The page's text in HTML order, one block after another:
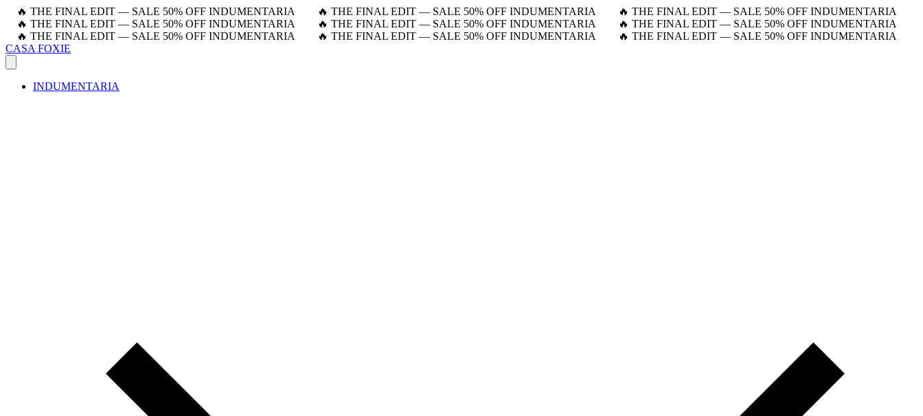
🔥 THE FINAL EDIT — SALE 50% OFF INDUMENTARIA 🔥 THE FINAL EDIT — SALE 50% OFF INDUMENTARIA
🔥 THE FINAL EDIT — SALE 50% OFF INDUMENTARIA
🔥 THE FINAL EDIT — SALE 50% OFF INDUMENTARIA
🔥 THE FINAL EDIT — SALE 50% OFF INDUMENTARIA
🔥 THE FINAL EDIT — SALE 50% OFF INDUMENTARIA
🔥 THE FINAL EDIT — SALE 50% OFF INDUMENTARIA
🔥 THE FINAL EDIT — SALE 50% OFF INDUMENTARIA
🔥 THE FINAL EDIT — SALE 50% OFF INDUMENTARIA
CASA FOXIE
INDUMENTARIA